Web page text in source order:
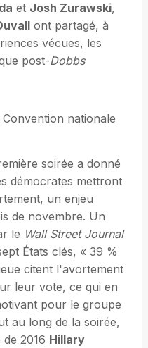
et Josh Zurawski,
ont partagé, à
vécues, les
post-Dobbs
nationale
soirée a donné
démocrates mettront
un enjeu
de novembre. Un
le Wall Street Journal
États clés, « 39 %
citent l'avortement
leur vote, ce qui en
pour le groupe
au long de la soirée,
2016 Hillary